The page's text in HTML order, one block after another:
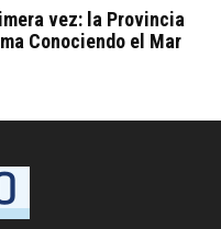
vez: la Provincia
Conociendo el Mar